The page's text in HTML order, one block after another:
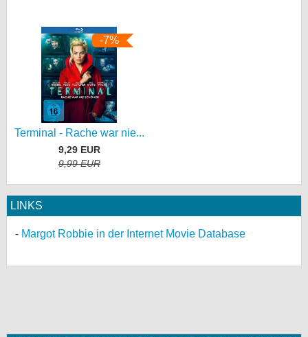
-7%
Terminal - Rache war nie...
9,29 EUR
9,99 EUR
LINKS
Margot Robbie in der Internet Movie Database